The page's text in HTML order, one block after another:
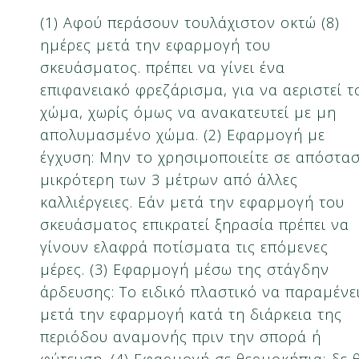
(1) Αφού περάσουν τουλάχιστον οκτώ (8)
ημέρες μετά την εφαρμογή του
σκευάσματος. πρέπει να γίνει ένα
επιφανειακό φρεζάρισμα, για να αεριστεί
χώμα, χωρίς όμως να ανακατευτεί με μη
απολυμασμένο χώμα. (2) Εφαρμογή με
έγχυση: Mην το χρησιμοποιείτε σε
μικρότερη των 3 μέτρων από άλλες
καλλιέργειες. Εάν μετά την εφαρμογή του
σκευάσματος επικρατεί ξηρασία πρέπει να
γίνουν ελαφρά ποτίσματα τις επόμενες
μέρες. (3) Εφαρμογή μέσω της στάγδην
άρδευσης: Το ειδικό πλαστικό να παραμένει
μετά την εφαρμογή κατά τη διάρκεια της
περιόδου αναμονής πριν την σπορά ή